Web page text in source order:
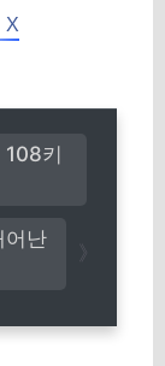
X
어난
108키